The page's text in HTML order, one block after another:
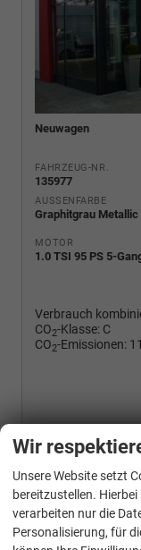
Neuwagen
FAHRZEUG-NR.
135977
AUSSENFARBE
Graphitgrau Metallic
MOTOR
1.0 TSI 95 PS 5-
Verbrauch
CO2-Klasse: C
CO2-Emissionen:
Wir rufen Sie an
PDF-
Skoda Fabia
Wir
Unsere Website setzt
bereitzustellen.
verarbeiten nur die
Personalisierung, für